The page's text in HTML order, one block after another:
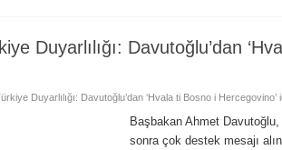
Duyarlılığı: Davutoğlu’dan
Duyarlılığı: Davutoğlu’dan ‘Hvala ti Bosno i Hercegovino’
Başbakan Ahmet Davutoğlu,
sonra çok destek mesajı